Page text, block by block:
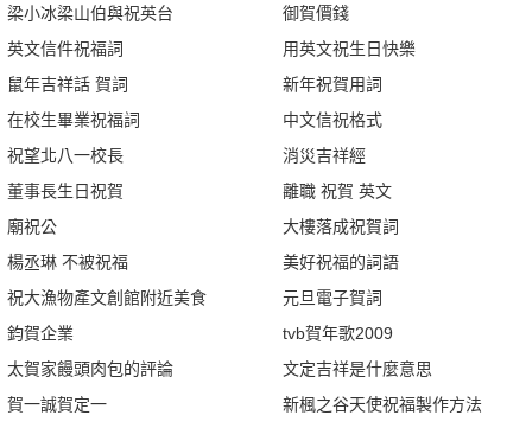
梁小冰梁山伯與祝英台
英文信件祝福詞
鼠年吉祥話 賀詞
在校生畢業祝福詞
祝望北八一校長
董事長生日祝賀
廟祝公
楊丞琳 不被祝福
祝大漁物產文創館附近美食
鈞賀企業
太賀家饅頭肉包的評論
賀一誠賀定一
御賀價錢
用英文祝生日快樂
新年祝賀用詞
中文信祝格式
消災吉祥經
離職 祝賀 英文
大樓落成祝賀詞
美好祝福的詞語
元旦電子賀詞
tvb賀年歌2009
文定吉祥是什麼意思
新楓之谷天使祝福製作方法